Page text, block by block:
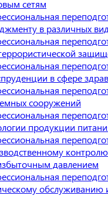
сетям
в различных
в сфере
сооружений
продукции
давлением
обслуживанию